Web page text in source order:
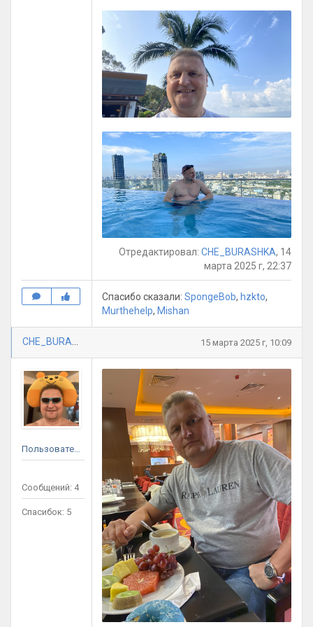
Отредактировал: CHE_BURASHKA, 14
марта 2025 г, 22:37
Спасибо сказали: SpongeBob, hzkto,
Murthehelp, Mishan
CHE_BURASHKA 15 марта 2025 г, 10:09
Пользователь
Сообщений: 4
Спасибок: 5